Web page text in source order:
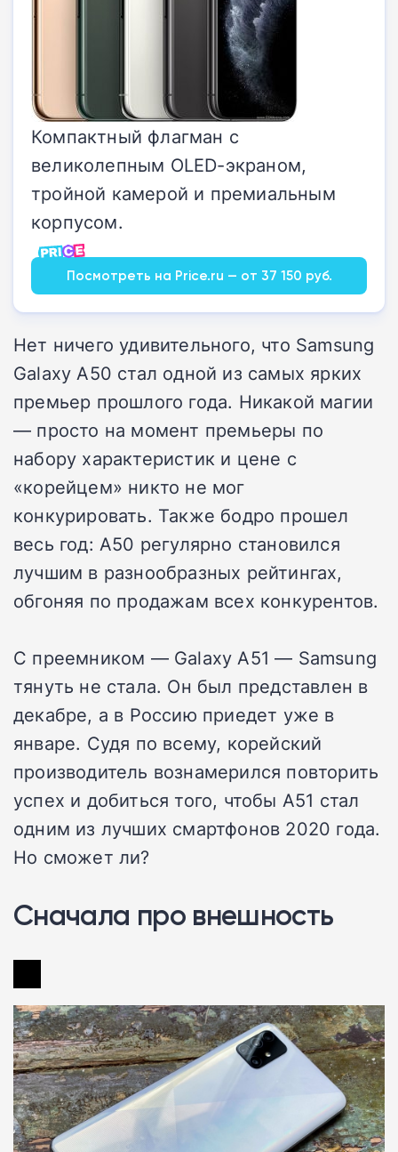
Компактный флагман с
великолепным OLED-экраном,
тройной камерой и премиальным
корпусом.
Посмотреть на Price.ru — от 37 150 руб.
Нет ничего удивительного, что Samsung
Galaxy A50 стал одной из самых ярких
премьер прошлого года. Никакой магии
— просто на момент премьеры по
набору характеристик и цене с
«корейцем» никто не мог
конкурировать. Также бодро прошел
весь год: A50 регулярно становился
лучшим в разнообразных рейтингах,
обгоняя по продажам всех конкурентов.
С преемником — Galaxy A51 — Samsung
тянуть не стала. Он был представлен в
декабре, а в Россию приедет уже в
январе. Судя по всему, корейский
производитель вознамерился повторить
успех и добиться того, чтобы A51 стал
одним из лучших смартфонов 2020 года.
Но сможет ли?
Сначала про внешность